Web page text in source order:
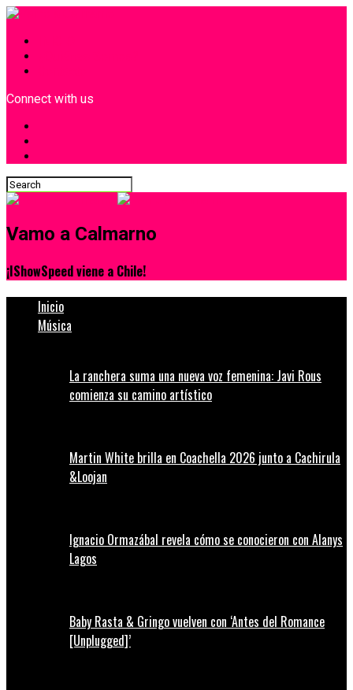
Connect with us
Vamo a Calmarno
¡IShowSpeed viene a Chile!
Inicio
Música
La ranchera suma una nueva voz femenina: Javi Rous
comienza su camino artístico
Martin White brilla en Coachella 2026 junto a Cachirula
&Loojan
Ignacio Ormazábal revela cómo se conocieron con Alanys
Lagos
Baby Rasta & Gringo vuelven con ‘Antes del Romance
[Unplugged]’